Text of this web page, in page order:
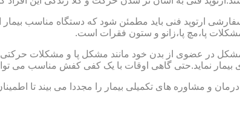
ارتوپد فنی باید مطمئن شود که دستگاه مناسب بیمار
مشکلات پا،مچ پا،زانو و ستون فقرات است.
مشکل در عضوی از بدن خود مانند مشکل پا و مشکلات
بیمار نماید.حتی گاهی اوقات با یک کفی کفش مناسب می
و مشاوره های تکمیلی بیمار را مجددا می بیند تا